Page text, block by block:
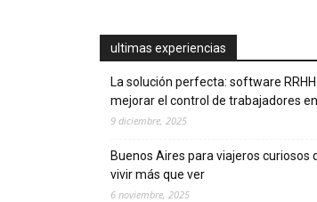
ultimas experiencias
La solución perfecta: software
mejorar el control de trabajadores
9 diciembre, 2025
Buenos Aires para viajeros curiosos
vivir más que ver
6 noviembre, 2025